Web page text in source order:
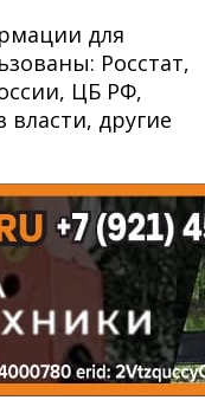
для
Росстат,
ЦБ РФ,
другие